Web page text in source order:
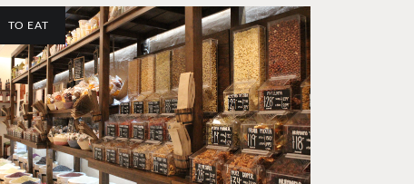
TO EAT